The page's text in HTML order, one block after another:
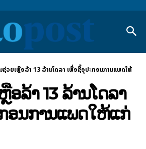
ຊ່ວຍເຫຼືອລ້າ 13 ລ້ານໂດລາ ເພື່ອຊື້ອຸປະກອນການແພດໃຫ້
ລ້າ 13 ລ້ານໂດລາ
ອນການແພດໃຫ້ແກ່